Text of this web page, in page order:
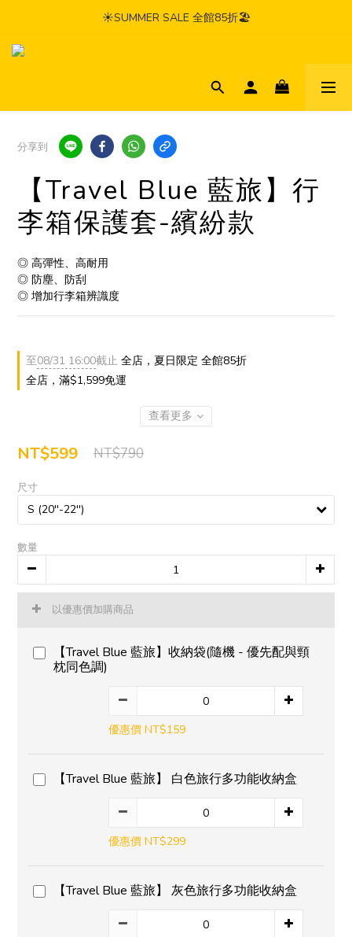
☀️SUMMER SALE 全館85折🏖️
分享到
【Travel Blue 藍旅】行
李箱保護套-繽紛款
◎ 高彈性、高耐用
◎ 防塵、防刮
◎ 增加行李箱辨識度
至08/31 16:00截止 全店，夏日限定 全館85折
全店，滿$1,599免運
查看更多
NT$790
NT$599
尺寸
數量
以優惠價加購商品
【Travel Blue 藍旅】收納袋(隨機 - 優先配與頸
枕同色調)
優惠價 NT$159
【Travel Blue 藍旅】 白色旅行多功能收納盒
優惠價 NT$299
【Travel Blue 藍旅】 灰色旅行多功能收納盒